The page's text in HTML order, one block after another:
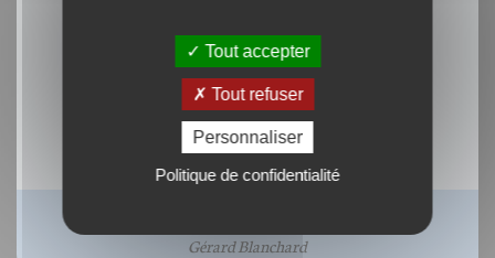
Gérard Blanchard
Tout accepter
Tout refuser
Personnaliser
Politique de confidentialité